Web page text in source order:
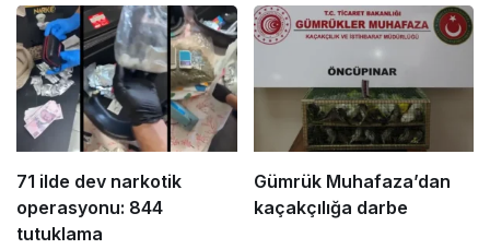
71 ilde dev narkotik
operasyonu: 844
tutuklama
Gümrük Muhafaza’dan
kaçakçılığa darbe